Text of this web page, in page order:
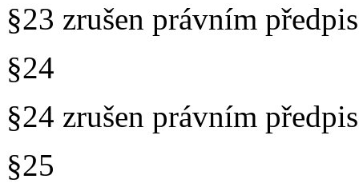
§23 zrušen právním
§24
§24 zrušen právním
§25